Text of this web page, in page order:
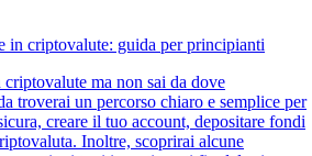
in criptovalute: guida per principianti
ma non sai da dove
troverai un percorso chiaro e semplice per
creare il tuo account, depositare fondi
Inoltre, scoprirai alcune